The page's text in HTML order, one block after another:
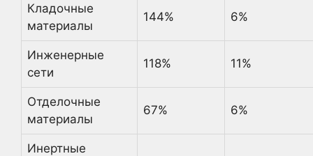
Кладочные
материалы
144% 6%
Инженерные
сети
118% 11%
Отделочные
материалы
67% 6%
Инертные